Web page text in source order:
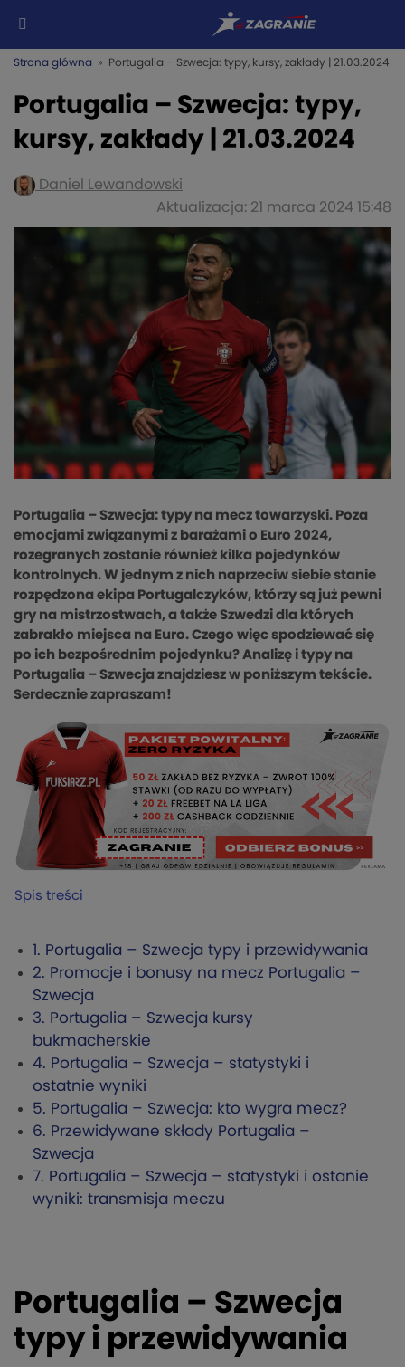
Strona główna » Portugalia – Szwecja: typy, kursy, zakłady | 21.03.2024
Portugalia – Szwecja: typy,
kursy, zakłady | 21.03.2024
Daniel Lewandowski
Aktualizacja: 21 marca 2024 15:48
Portugalia – Szwecja: typy na mecz towarzyski. Poza
emocjami związanymi z barażami o Euro 2024,
rozegranych zostanie również kilka pojedynków
kontrolnych. W jednym z nich naprzeciw siebie stanie
rozpędzona ekipa Portugalczyków, którzy są już pewni
gry na mistrzostwach, a także Szwedzi dla których
zabrakło miejsca na Euro. Czego więc spodziewać się
po ich bezpośrednim pojedynku? Analizę i typy na
Portugalia – Szwecja znajdziesz w poniższym tekście.
Serdecznie zapraszam!
Spis treści
1. Portugalia – Szwecja typy i przewidywania
2. Promocje i bonusy na mecz Portugalia –
Szwecja
3. Portugalia – Szwecja kursy
bukmacherskie
4. Portugalia – Szwecja – statystyki i
ostatnie wyniki
5. Portugalia – Szwecja: kto wygra mecz?
6. Przewidywane składy Portugalia –
Szwecja
7. Portugalia – Szwecja – statystyki i ostanie
wyniki: transmisja meczu
Portugalia – Szwecja
typy i przewidywania